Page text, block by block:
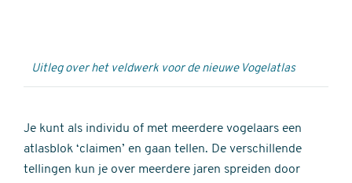
Uitleg over het veldwerk voor de nieuwe Vogelatlas
Je kunt als individu of met meerdere vogelaars een
atlasblok ‘claimen’ en gaan tellen. De verschillende
tellingen kun je over meerdere jaren spreiden door